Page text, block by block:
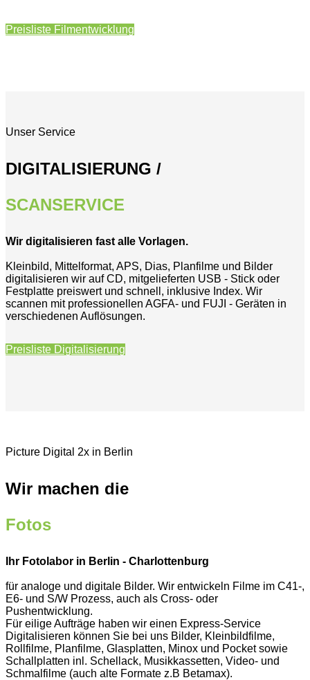
Preisliste Filmentwicklung
Unser Service
DIGITALISIERUNG /
SCANSERVICE
Wir digitalisieren fast alle Vorlagen.
Kleinbild, Mittelformat, APS, Dias, Planfilme und Bilder
digitalisieren wir auf CD, mitgelieferten USB - Stick oder
Festplatte preiswert und schnell, inklusive Index. Wir
scannen mit professionellen AGFA- und FUJI - Geräten in
verschiedenen Auflösungen.
Preisliste Digitalisierung
Picture Digital 2x in Berlin
Wir machen die
Fotos
Ihr Fotolabor in Berlin - Charlottenburg
für analoge und digitale Bilder. Wir entwickeln Filme im C41-,
E6- und S/W Prozess, auch als Cross- oder
Pushentwicklung.
Für eilige Aufträge haben wir einen Express-Service
Digitalisieren können Sie bei uns Bilder, Kleinbildfilme,
Rollfilme, Planfilme, Glasplatten, Minox und Pocket sowie
Schallplatten inl. Schellack, Musikkassetten, Video- und
Schmalfilme (auch alte Formate z.B Betamax).